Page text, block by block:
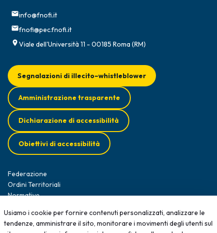
info@fnofi.it
fnofi@pec.fnofi.it
Viale dell'Università 11 - 00185 Roma (RM)
Federazione
Ordini Territoriali
Normative
Opportunità professionali
Formazione
Segnalazioni di illecito–whistleblower
Amministrazione trasparente
Dichiarazione di accessibilità
Obiettivi di accessibilità
Usiamo i cookie per fornire contenuti personalizzati, analizzare le
tendenze, amministrare il sito, monitorare i movimenti degli utenti sul